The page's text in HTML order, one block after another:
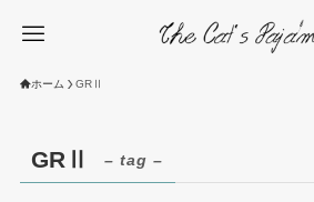
ホーム GRⅡ
GRⅡ – tag –